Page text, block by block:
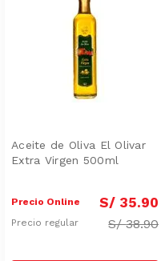
Aceite de Oliva El Olivar
Extra Virgen 500ml
Precio Online S/ 35.90
Precio regular S/38.90